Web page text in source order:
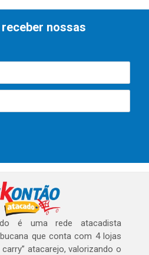
nossas
é uma rede atacadista
que conta com 4 lojas
atacarejo, valorizando o